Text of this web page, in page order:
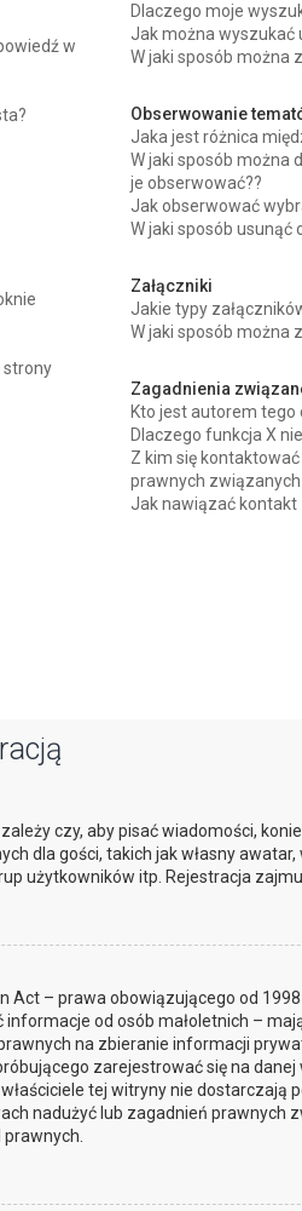
w
strony
Dlaczego moje
Jak można wyszukać
W jaki sposób można
Obserwowanie
Jaka jest różnica
W jaki sposób można
je obserwować??
Jak obserwować
W jaki sposób
Załączniki
Jakie typy
W jaki sposób można
Zagadnienia
Kto jest autorem
Dlaczego funkcja X
Z kim się
prawnych
Jak nawiązać
czy, aby pisać wiadomości,
dla gości, takich jak własny
użytkowników itp. Rejestracja
Act – prawa obowiązującego od
od osób małoletnich –
na zbieranie informacji
zarejestrować się na
tej witryny nie dostarczają
nadużyć lub zagadnień prawnych